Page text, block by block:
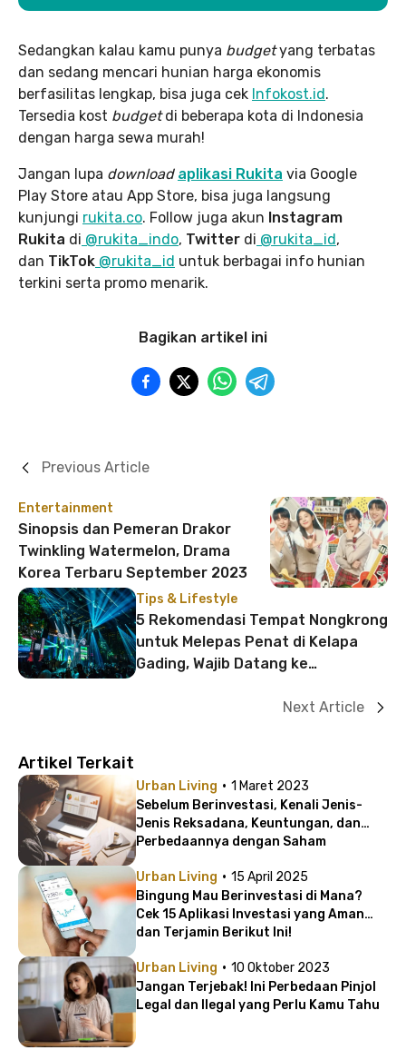
Sedangkan kalau kamu punya budgetyang terbatas
dan sedang mencari hunian harga ekonomis
berfasilitas lengkap, bisa juga cek Infokost.id.
Tersedia kost budgetdi beberapa kota di Indonesia
dengan harga sewa murah!
Jangan lupa download aplikasi Rukita via Google
Play Store atau App Store, bisa juga langsung
kunjungi rukita.co. Follow juga akun Instagram
Rukita di @rukita_indo, Twitter di @rukita_id,
dan TikTok @rukita_id untuk berbagai info hunian
terkini serta promo menarik.
Bagikan artikel ini
Entertainment
Sinopsis dan Pemeran Drakor
Twinkling Watermelon, Drama
Korea Terbaru September 2023
Previous Article
Tips & Lifestyle
5 Rekomendasi Tempat Nongkrong
untuk Melepas Penat di Kelapa
Gading, Wajib Datang ke
Next Article
Artikel Terkait
Urban Living · 1 Maret 2023
Sebelum Berinvestasi, Kenali Jenis-
Jenis Reksadana, Keuntungan, dan
Perbedaannya dengan Saham
Urban Living · 15 April 2025
Bingung Mau Berinvestasi di Mana?
Cek 15 Aplikasi Investasi yang Aman
dan Terjamin Berikut Ini!
Urban Living · 10 Oktober 2023
Jangan Terjebak! Ini Perbedaan Pinjol
Legal dan Ilegal yang Perlu Kamu Tahu